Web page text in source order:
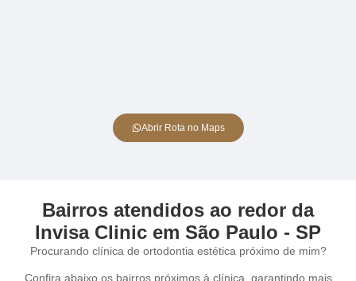
Abrir Rota no Maps
Bairros atendidos ao redor da
Invisa Clinic em São Paulo - SP
Procurando clínica de ortodontia estética próximo de mim?
Confira abaixo os bairros próximos à clínica, garantindo mais